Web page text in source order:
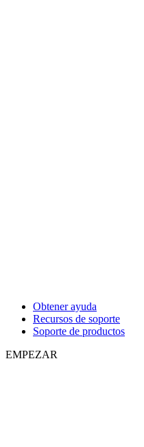
Obtener ayuda
Recursos de soporte
Soporte de productos
EMPEZAR